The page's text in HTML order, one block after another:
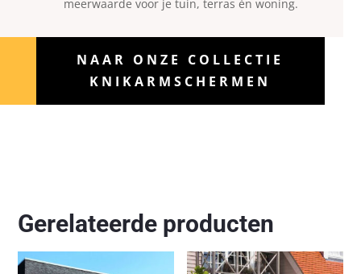
meerwaarde voor je tuin, terras én woning.
NAAR ONZE COLLECTIE
KNIKARMSCHERMEN
Gerelateerde producten